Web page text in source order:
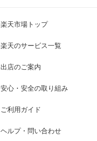
楽天市場トップ
楽天のサービス一覧
出店のご案内
安心・安全の取り組み
ご利用ガイド
ヘルプ・問い合わせ